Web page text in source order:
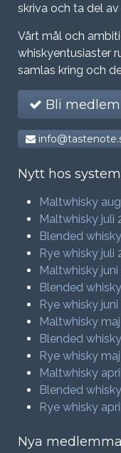
skriva och ta del
Vårt mål och
whiskyentusiaster
samlas kring och
Bli
Nytt hos
Maltwhisky
Maltwhisky juli
Blended
Rye whisky juli
Maltwhisky juni
Blended
Rye whisky juni
Maltwhisky
Blended
Rye whisky
Maltwhisky
Blended
Rye whisky
Nya